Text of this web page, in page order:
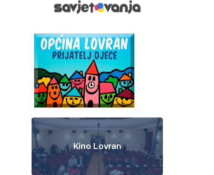
Kino Lovran